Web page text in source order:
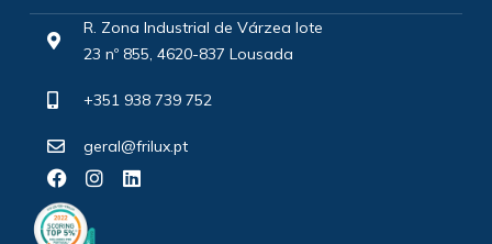
R. Zona Industrial de Várzea lote
23 nº 855, 4620-837 Lousada
+351 938 739 752
geral@frilux.pt